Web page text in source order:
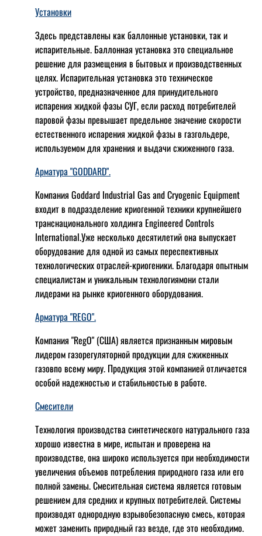
Установки
Здесь представлены как баллонные установки, так и
испарительные. Баллонная установка это специальное
решение для размещения в бытовых и производственных
целях. Испарительная установка это техническое
устройство, предназначенное для принудительного
испарения жидкой фазы СУГ, если расход потребителей
паровой фазы превышает предельное значение скорости
естественного испарения жидкой фазы в газгольдере,
используемом для хранения и выдачи сжиженного газа.
Арматура "GODDARD".
Компания Goddard Industrial Gas and Cryogenic Equipment
входит в подразделение криогенной техники крупнейшего
транснационального холдинга Engineered Controls
International.Уже несколько десятилетий она выпускает
оборудование для одной из самых переспективных
технологических отраслей-криогеники. Благодаря опытным
специалистам и уникальным технологиямони стали
лидерами на рынке криогенного оборудования.
Арматура "REGO".
Компания "RegO" (США) является признанным мировым
лидером газорегуляторной продукции для сжиженных
газовпо всему миру. Продукция этой компанией отличается
особой надежностью и стабильностью в работе.
Смесители
Технология производства синтетического натурального газа
хорошо известна в мире, испытан и проверена на
производстве, она широко используется при необходимости
увеличения объемов потребления природного газа или его
полной замены. Смесительная система является готовым
решением для средних и крупных потребителей. Системы
производят однородную взрывобезопасную смесь, которая
может заменить природный газ везде, где это необходимо.